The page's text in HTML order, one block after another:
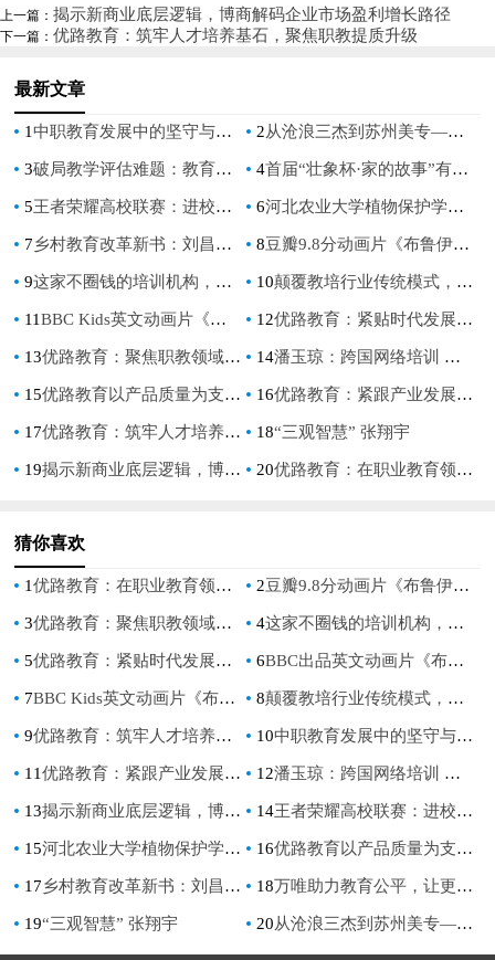
态：京卡收以规范化服务破解资
源浪费难题
长》亮相新加坡
上一篇： 揭示新商业底层逻辑，博商解码企业市场盈利增长路径
下一篇： 优路教育：筑牢人才培养基石，聚焦职教提质升级
最新文章
1中职教育发展中的坚守与突破路径探析——以无锡市园林技工学校为例 2从沧浪三杰到苏州美专——半部中国近代艺术史
3破局教学评估难题：教育专家李顶华最新实证研究成果发布 4首届“壮象杯·家的故事”有奖征文获奖名单
5王者荣耀高校联赛：进校园的不仅仅是赛事 6河北农业大学植物保护学院开展“学思践悟二十大，乡村振兴赋新能” 大学生“三下乡”社会实践活动
7乡村教育改革新书：刘昌刚老师《乡村学校优质课堂改进的理与路》重磅发布！ 8豆瓣9.8分动画片《布鲁伊》用爱培养学龄前儿童的耐心
9这家不圈钱的培训机构，是怎么让家长放心，让孩子开心的？ 10颠覆教培行业传统模式，从源点启航
11BBC Kids英文动画片《布鲁伊》陪伴孩子度过爱意满满的快乐童年！ 12优路教育：紧贴时代发展脉搏，助力人才进阶
13优路教育：聚焦职教领域，输出多样化产品 14潘玉琼：跨国网络培训 致力人才培养
15优路教育以产品质量为支撑，以强化服务为驱动 16优路教育：紧跟产业发展趋势和行业人才需求
17优路教育：筑牢人才培养基石，聚焦职教提质升级 18“三观智慧” 张翔宇
19揭示新商业底层逻辑，博商解码企业市场盈利增长路径 20优路教育：在职业教育领域，关注数字化
猜你喜欢
1优路教育：在职业教育领域，关注数字化 2豆瓣9.8分动画片《布鲁伊》用爱培养学龄前儿童的耐心
3优路教育：聚焦职教领域，输出多样化产品 4这家不圈钱的培训机构，是怎么让家长放心，让孩子开心的？
5优路教育：紧贴时代发展脉搏，助力人才进阶 6BBC出品英文动画片《布鲁伊》助力学前家庭开展科学启蒙教育
7BBC Kids英文动画片《布鲁伊》陪伴孩子度过爱意满满的快乐童年！ 8颠覆教培行业传统模式，从源点启航
9优路教育：筑牢人才培养基石，聚焦职教提质升级 10中职教育发展中的坚守与突破路径探析——以无锡市园林技工学校为例
11优路教育：紧跟产业发展趋势和行业人才需求 12潘玉琼：跨国网络培训 致力人才培养
13揭示新商业底层逻辑，博商解码企业市场盈利增长路径 14王者荣耀高校联赛：进校园的不仅仅是赛事
15河北农业大学植物保护学院开展“学思践悟二十大，乡村振兴赋新能” 大学生“三下乡”社会实践活动 16优路教育以产品质量为支撑，以强化服务为驱动
17乡村教育改革新书：刘昌刚老师《乡村学校优质课堂改进的理与路》重磅发布！ 18万唯助力教育公平，让更多学子感受社会温暖
19“三观智慧” 张翔宇 20从沧浪三杰到苏州美专——半部中国近代艺术史